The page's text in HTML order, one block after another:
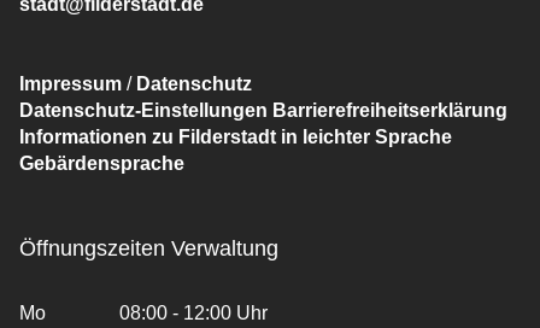
stadt@filderstadt.de
Impressum / Datenschutz
Datenschutz-Einstellungen Barrierefreiheitserklärung
Informationen zu Filderstadt in leichter Sprache
Gebärdensprache
Öffnungszeiten Verwaltung
Mo
08:00 - 12:00 Uhr